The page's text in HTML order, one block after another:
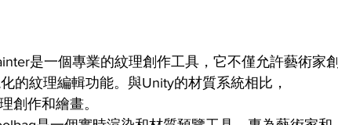
是一個專業的紋理創作工具，它不僅允許藝術家創
的紋理編輯功能。與Unity的材質系統相比，
創作和繪畫。